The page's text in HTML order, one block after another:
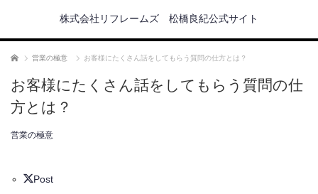
株式会社リフレームズ 松橋良紀公式サイト
ホーム 営業の極意 お客様にたくさん話をしてもらう質問の仕方とは？
お客様にたくさん話をしてもらう質問の仕
方とは？
営業の極意
Post